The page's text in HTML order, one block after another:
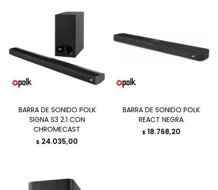
BARRA DE SONIDO POLK
SIGNA S3 2.1 CON
CHROMECAST
$ 24.035,00
BARRA DE SONIDO POLK
REACT NEGRA
$ 18.768,20